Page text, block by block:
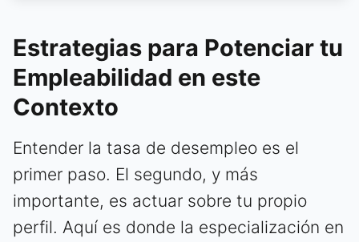
Estrategias para Potenciar tu
Empleabilidad en este
Contexto
Entender la tasa de desempleo es el
primer paso. El segundo, y más
importante, es actuar sobre tu propio
perfil. Aquí es donde la especialización en